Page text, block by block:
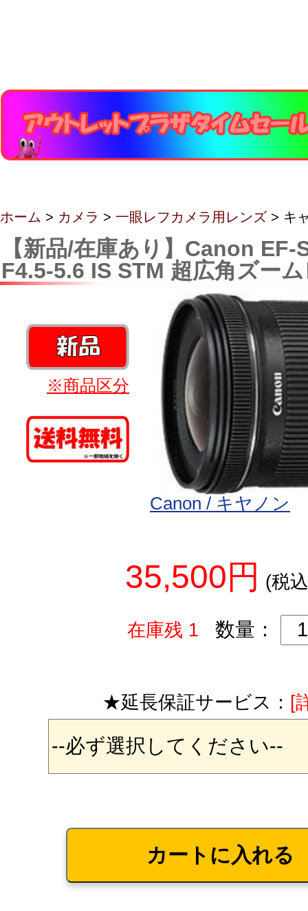
ホーム > カメラ > 一眼レフカメラ用レンズ > キ
【新品/在庫あり】Canon EF-
F4.5-5.6 IS STM 超広角ズー
※商品区分
Canon / キヤノン
35,500円 (税
在庫残 1 数量：
★延長保証サービス： [